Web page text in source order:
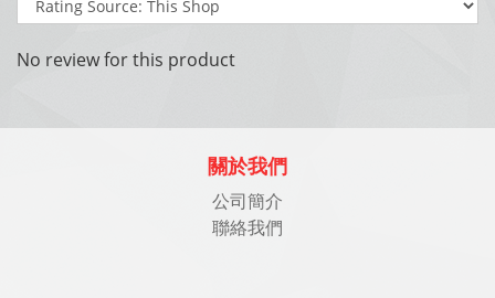
No review for this product
關於我們
公司簡介
聯絡我們